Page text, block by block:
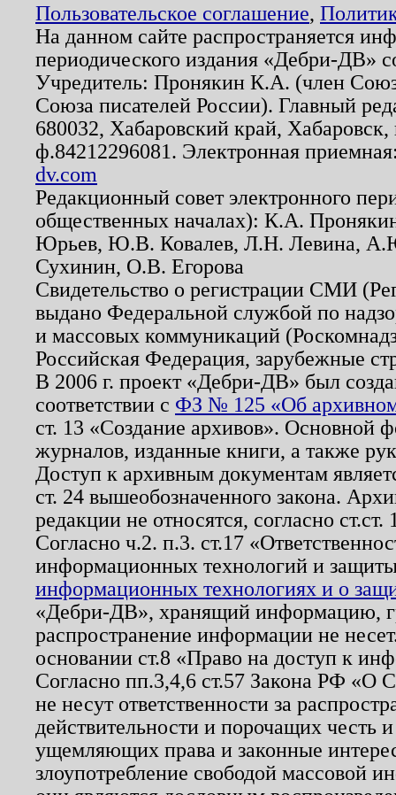
Пользовательское соглашение,
На данном сайте распространяется
периодического издания «Дебри-ДВ»
Учредитель: Пронякин К.А. (член
Союза писателей России). Главный
680032, Хабаровский край,
ф.84212296081. Электронная
dv.com
Редакционный совет электронного
общественных началах): К.А.
Юрьев, Ю.В. Ковалев, Л.Н. Левина,
Сухинин, О.В. Егорова
Свидетельство о регистрации СМИ
выдано Федеральной службой по
и массовых коммуникаций
Российская Федерация, зарубежные
В 2006 г. проект «Дебри-ДВ» был
соответствии с ФЗ № 125 «Об
ст. 13 «Создание архивов». Основной
журналов, изданные книги, а также
Доступ к архивным документам
ст. 24 вышеобозначенного закона.
редакции не относятся, согласно
Согласно ч.2. п.3. ст.17
информационных технологий и
информационных технологиях и о
«Дебри-ДВ», хранящий информацию,
распространение информации не
основании ст.8 «Право на доступ к
Согласно пп.3,4,6 ст.57 Закона РФ «О
не несут ответственности за
действительности и порочащих честь
ущемляющих права и законные
злоупотребление свободой массовой